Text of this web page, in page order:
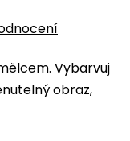
Vybarvuj
obraz,